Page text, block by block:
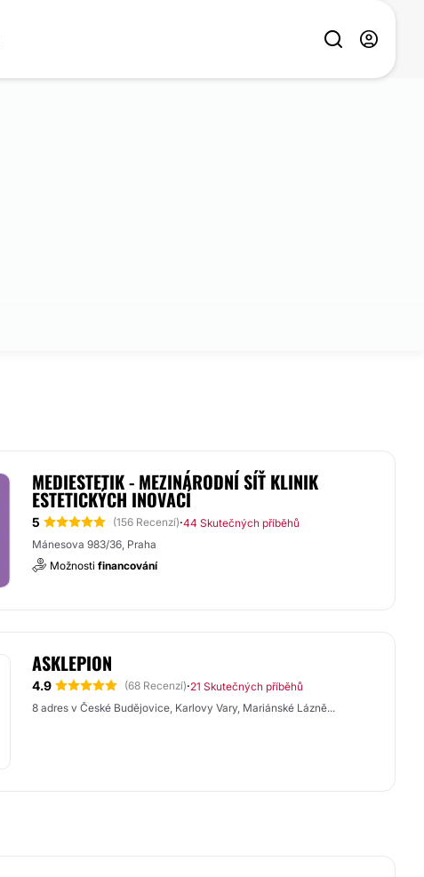
MEDIESTETIK - MEZINÁRODNÍ SÍŤ KLINIK
ESTETICKÝCH INOVACÍ
5 (156 Recenzí)·44 Skutečných příběhů
Mánesova 983/36, Praha
Možnosti financování
ASKLEPION
4.9 (68 Recenzí)·21 Skutečných příběhů
8 adres v České Budějovice, Karlovy Vary, Mariánské Lázně...